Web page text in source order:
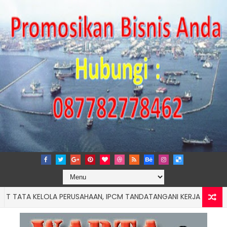
KELOLA PERUSAHAAN, IPCM TANDATANGANI KERJA SAMA